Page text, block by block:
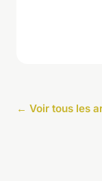
← Voir tous les